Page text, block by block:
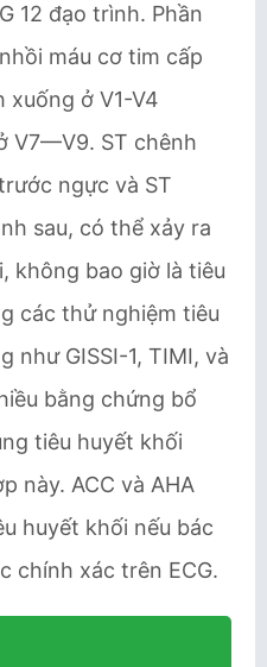
12 đạo trình. Phần
máu cơ tim cấp
xuống ở V1-V4
V7—V9. ST chênh
ngực và ST
sau, có thể xảy ra
không bao giờ là tiêu
các thử nghiệm tiêu
như GISSI-1, TIMI, và
bằng chứng bổ
tiêu huyết khối
này. ACC và AHA
huyết khối nếu bác
chính xác trên ECG.